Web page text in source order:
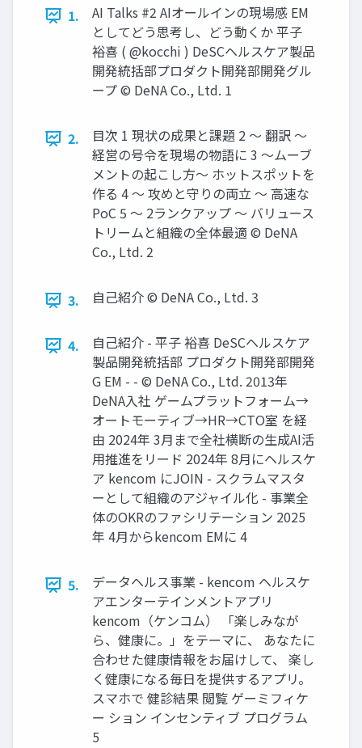
1.
AI Talks #2 AIオールインの現場感 EM
としてどう思考し、どう動くか 平子
裕喜 ( @kocchi ) DeSCヘルスケア製品
開発統括部プロダクト開発部開発グル
ープ © DeNA Co., Ltd. 1
2.
目次 1 現状の成果と課題 2 〜 翻訳 〜
経営の号令を現場の物語に 3 〜ムーブ
メントの起こし方〜 ホットスポットを
作る 4 〜 攻めと守りの両立 〜 高速な
PoC 5 〜 2ランクアップ 〜 バリュース
トリームと組織の全体最適 © DeNA
Co., Ltd. 2
3. 自己紹介 © DeNA Co., Ltd. 3
4.
自己紹介 - 平子 裕喜 DeSCヘルスケア
製品開発統括部 プロダクト開発部開発
G EM - - © DeNA Co., Ltd. 2013年
DeNA入社 ゲームプラットフォーム→
オートモーティブ→HR→CTO室 を経
由 2024年 3月まで全社横断の生成AI活
用推進をリード 2024年 8月にヘルスケ
ア kencom にJOIN - スクラムマスタ
ーとして組織のアジャイル化 - 事業全
体のOKRのファシリテーション 2025
年 4月からkencom EMに 4
5.
データヘルス事業 - kencom ヘルスケ
アエンターテインメントアプリ
kencom（ケンコム） 「楽しみなが
ら、健康に。」をテーマに、 あなたに
合わせた健康情報をお届けして、 楽し
く健康になる毎日を提供するアプリ。
スマホで 健診結果 閲覧 ゲーミフィケ
ー ション インセンティブ プログラム
5